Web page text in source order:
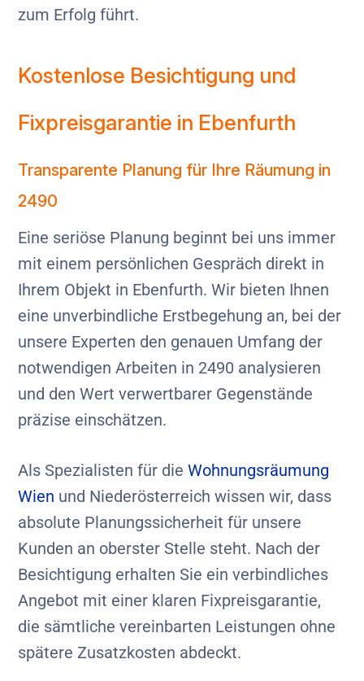
zum Erfolg führt.
Kostenlose Besichtigung und
Fixpreisgarantie in Ebenfurth
Transparente Planung für Ihre Räumung in
2490
Eine seriöse Planung beginnt bei uns immer
mit einem persönlichen Gespräch direkt in
Ihrem Objekt in Ebenfurth. Wir bieten Ihnen
eine unverbindliche Erstbegehung an, bei der
unsere Experten den genauen Umfang der
notwendigen Arbeiten in 2490 analysieren
und den Wert verwertbarer Gegenstände
präzise einschätzen.
Als Spezialisten für die Wohnungsräumung
Wien und Niederösterreich wissen wir, dass
absolute Planungssicherheit für unsere
Kunden an oberster Stelle steht. Nach der
Besichtigung erhalten Sie ein verbindliches
Angebot mit einer klaren Fixpreisgarantie,
die sämtliche vereinbarten Leistungen ohne
spätere Zusatzkosten abdeckt.